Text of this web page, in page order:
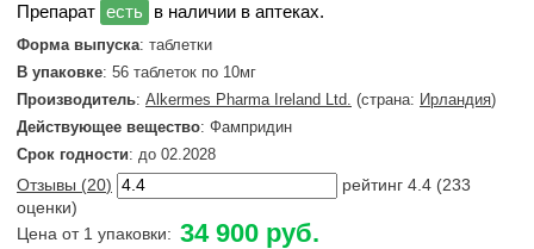
в наличии в аптеках.
Форма выпуска: таблетки
В упаковке: 56 таблеток по 10мг
Производитель: Alkermes Pharma Ireland Ltd. (страна: Ирландия)
Действующее вещество: Фампридин
Срок годности: до 02.2028
Отзывы (20) рейтинг 4.4 (233
оценки)
Цена от 1 упаковки: 34 900 руб.